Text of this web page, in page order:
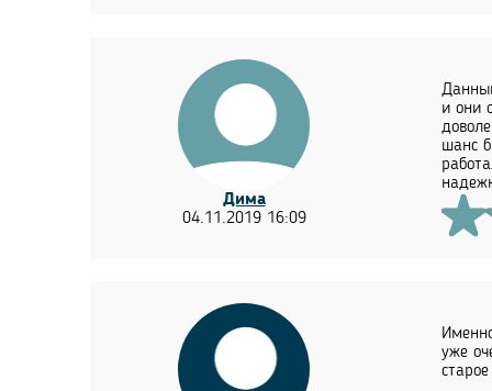
Дима
04.11.2019 16:09
и они
шанс
уже